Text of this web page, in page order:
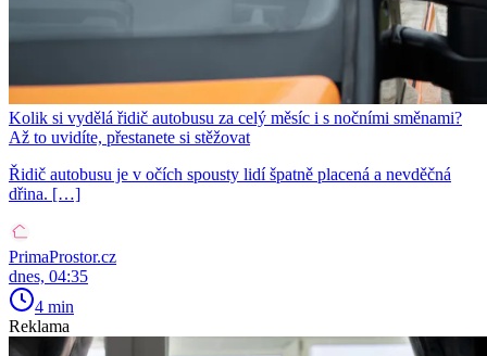
Kolik si vydělá řidič autobusu za celý měsíc i s nočními směnami?
Až to uvidíte, přestanete si stěžovat
Řidič autobusu je v očích spousty lidí špatně placená a nevděčná
dřina. […]
PrimaProstor.cz
dnes, 04:35
4 min
Reklama